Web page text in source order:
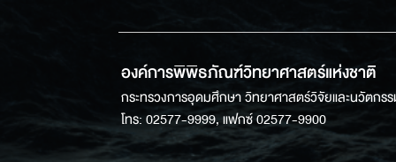
องค์การพิพิธภัณฑ์วิทยาศาสตร์แห่งชาติ
กระทรวงการอุดมศึกษา วิทยาศาสตร์วิจัยและนวัตก
โทร: 02577-9999, แฟกซ์ 02577-9900